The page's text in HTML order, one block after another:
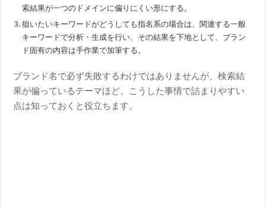
索結果が一つのドメインに偏りにくい形にする。
狙いたいキーワードがどうしても指名系の場合は、関連する一般
キーワードで分析・生成を行い、その結果を下地として、ブラン
ド固有の内容は手作業で加筆する。
ブランド名で必ず失敗するわけではありませんが、検索結
果が偏っているテーマほど、こうした事情で詰まりやすい
点は知っておくと役立ちます。